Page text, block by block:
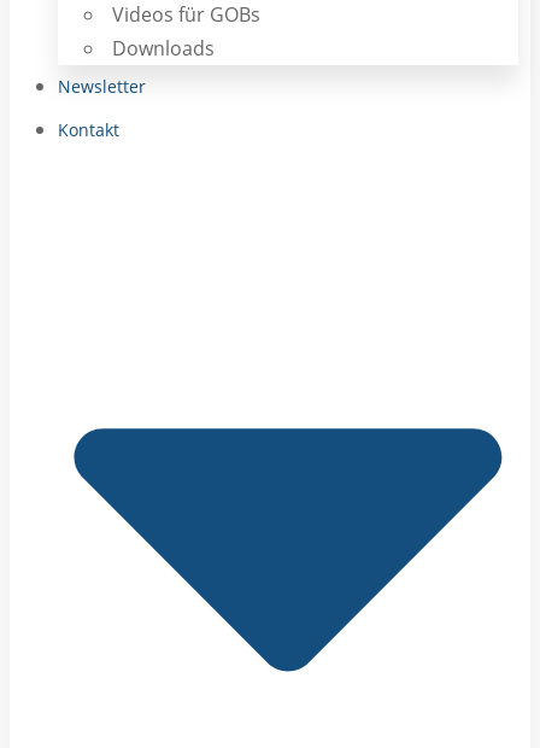
Videos für GOBs
Downloads
Newsletter
Kontakt